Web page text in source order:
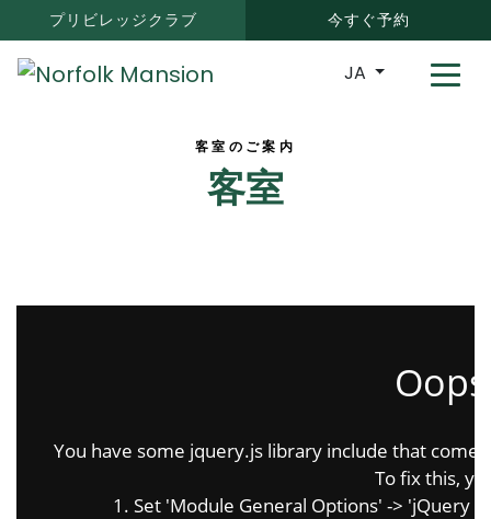
プリビレッジクラブ 今すぐ予約
JA
客室のご案内
客室
You have some jquery.js library include that
To fix this,
1. Set 'Module General Options' -> 'jQuery